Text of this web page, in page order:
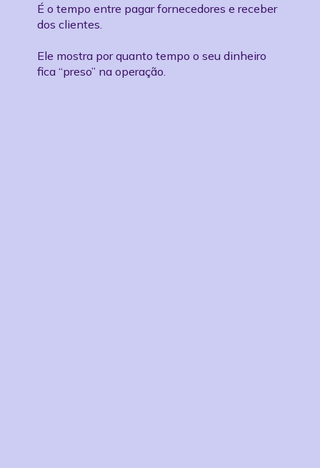
É o tempo entre pagar fornecedores e receber
dos clientes.
Ele mostra por quanto tempo o seu dinheiro
fica “preso” na operação.